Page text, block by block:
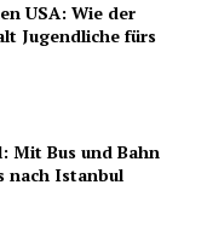
USA: Wie der
Jugendliche fürs
Mit Bus und Bahn
nach Istanbul